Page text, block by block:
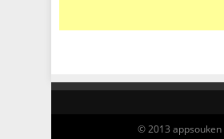
© 2013 appsouken